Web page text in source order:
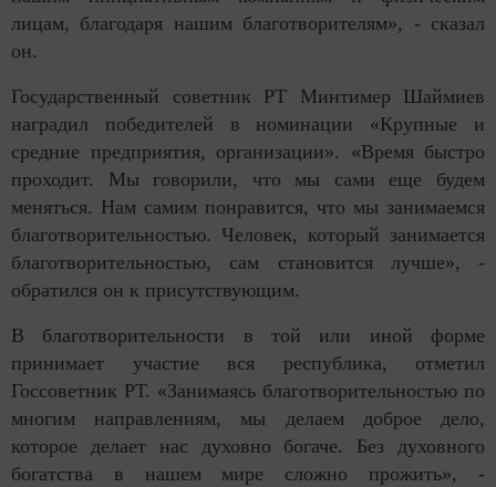
лицам, благодаря нашим благотворителям», - сказал
он.
Государственный советник РТ Минтимер Шаймиев
наградил победителей в номинации «Крупные и
средние предприятия, организации». «Время быстро
проходит. Мы говорили, что мы сами еще будем
меняться. Нам самим понравится, что мы занимаемся
благотворительностью. Человек, который занимается
благотворительностью, сам становится лучше», -
обратился он к присутствующим.
В благотворительности в той или иной форме
принимает участие вся республика, отметил
Госсоветник РТ. «Занимаясь благотворительностью по
многим направлениям, мы делаем доброе дело,
которое делает нас духовно богаче. Без духовного
богатства в нашем мире сложно прожить», -